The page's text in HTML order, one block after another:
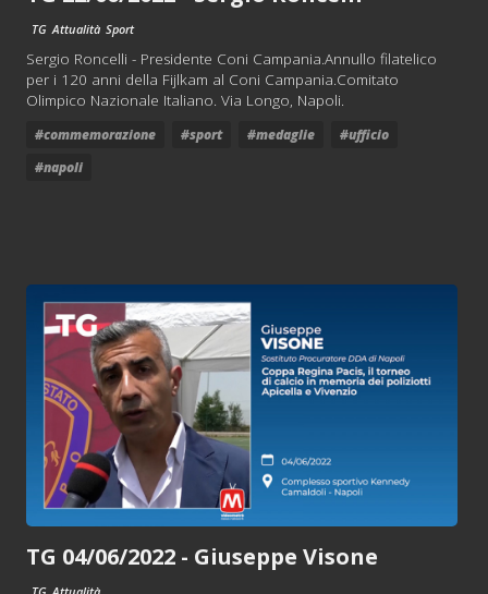
TG Attualità Sport
Sergio Roncelli - Presidente Coni Campania.Annullo filatelico
per i 120 anni della Fijlkam al Coni Campania.Comitato
Olimpico Nazionale Italiano. Via Longo, Napoli.
#commemorazione #sport #medaglie
#ufficio
#napoli
TG 04/06/2022 - Giuseppe Visone